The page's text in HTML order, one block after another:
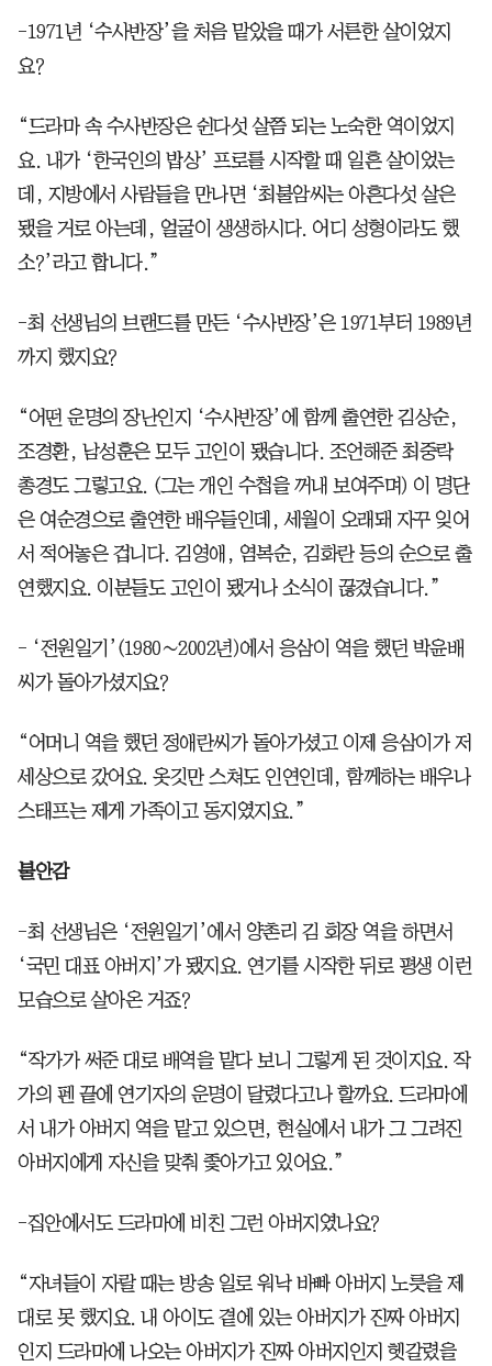
-1971년 ‘수사반장’을 처음 맡았을 때가 서른한 살이었지
요?
“드라마 속 수사반장은 쉰다섯 살쯤 되는 노숙한 역이었지
요. 내가 ‘한국인의 밥상’ 프로를 시작할 때 일흔 살이었는
데, 지방에서 사람들을 만나면 ‘최불암씨는 아흔다섯 살은
됐을 거로 아는데, 얼굴이 생생하시다. 어디 성형이라도 했
소?’라고 합니다.”
-최 선생님의 브랜드를 만든 ‘수사반장’은 1971부터 1989년
까지 했지요?
“어떤 운명의 장난인지 ‘수사반장’에 함께 출연한 김상순,
조경환, 남성훈은 모두 고인이 됐습니다. 조언해준 최중락
총경도 그렇고요. (그는 개인 수첩을 꺼내 보여주며) 이 명단
은 여순경으로 출연한 배우들인데, 세월이 오래돼 자꾸 잊어
서 적어놓은 겁니다. 김영애, 염복순, 김화란 등의 순으로 출
연했지요. 이분들도 고인이 됐거나 소식이 끊겼습니다.”
- ‘전원일기’(1980∼2002년)에서 응삼이 역을 했던 박윤배
씨가 돌아가셨지요?
“어머니 역을 했던 정애란씨가 돌아가셨고 이제 응삼이가 저
세상으로 갔어요. 옷깃만 스쳐도 인연인데, 함께하는 배우나
스태프는 제게 가족이고 동지였지요.”
불안감
-최 선생님은 ‘전원일기’에서 양촌리 김 회장 역을 하면서
‘국민 대표 아버지’가 됐지요. 연기를 시작한 뒤로 평생 이런
모습으로 살아온 거죠?
“작가가 써준 대로 배역을 맡다 보니 그렇게 된 것이지요. 작
가의 펜 끝에 연기자의 운명이 달렸다고나 할까요. 드라마에
서 내가 아버지 역을 맡고 있으면, 현실에서 내가 그 그려진
아버지에게 자신을 맞춰 좇아가고 있어요.”
-집안에서도 드라마에 비친 그런 아버지였나요?
“자녀들이 자랄 때는 방송 일로 워낙 바빠 아버지 노릇을 제
대로 못 했지요. 내 아이도 곁에 있는 아버지가 진짜 아버지
인지 드라마에 나오는 아버지가 진짜 아버지인지 헷갈렸을